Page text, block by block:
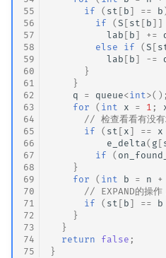
55
56
57
58
59
60
61
62
63
64
65
66
67
68
69
70
71
72
73
74
75
if
( st [ b ] == b
if
(S [ st [ b ]]
lab [ b ] +=
else
if (S [
lab [ b ] -=
}
}
q
= queue<int>();
for
( int x = 1 ;
// 检查看看有没有
if
( st [ x ] == x
e_delta( g [
if
(
}
for
( int b = n +
// EXPAND的操
if
( st [ b ] == b
}
}
return
false ;
}